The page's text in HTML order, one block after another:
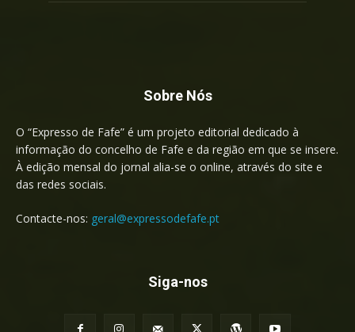
Sobre Nós
O “Expresso de Fafe” é um projeto editorial dedicado à
informação do concelho de Fafe e da região em que se insere.
À edição mensal do jornal alia-se o online, através do site e
das redes sociais.
Contacte-nos: geral@expressodefafe.pt
Siga-nos